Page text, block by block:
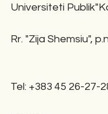
Universiteti
Rr. "Zija Shemsiu",
Tel: +383 45 26-27-